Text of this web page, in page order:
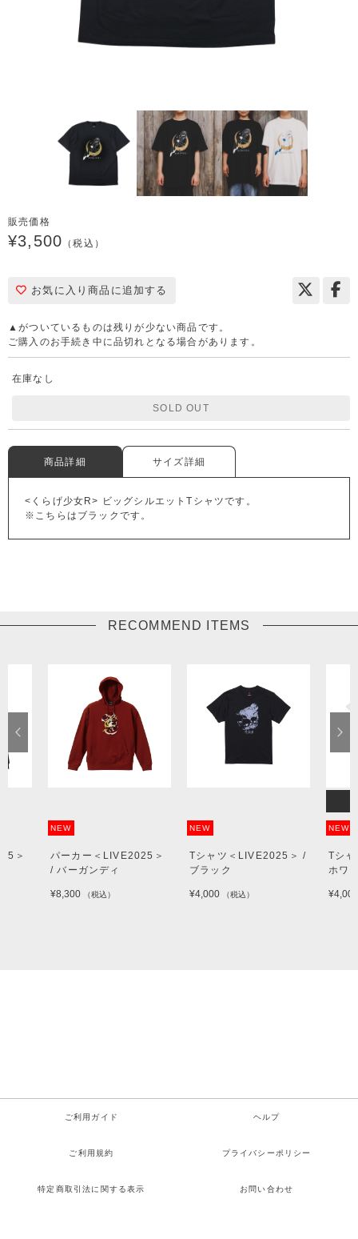
販売価格
¥3,500 （税込）
お気に入り商品に追加する
▲がついているものは残りが少ない商品です。
ご購入のお手続き中に品切れとなる場合があります。
在庫なし
SOLD OUT
商品詳細 サイズ詳細
<くらげ少女R> ビッグシルエットTシャツです。
※こちらはブラックです。
RECOMMEND ITEMS
＞
NEW
パーカー＜LIVE2025＞
/ バーガンディ
¥8,300 （税込）
NEW
Tシャツ＜LIVE2025＞ /
ブラック
¥4,000 （税込）
NEW
Tシ
ホワ
¥4,000
ご利用ガイド ヘルプ
ご利用規約 プライバシーポリシー
特定商取引法に関する表示 お問い合わせ